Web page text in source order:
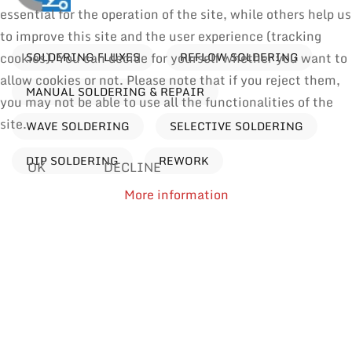
SOLDERING FLUXES
REFLOW SOLDERING
MANUAL SOLDERING & REPAIR
WAVE SOLDERING
SELECTIVE SOLDERING
DIP SOLDERING
REWORK
essential for the operation of the site, while others help us
to improve this site and the user experience (tracking
cookies). You can decide for yourself whether you want to
allow cookies or not. Please note that if you reject them,
you may not be able to use all the functionalities of the
site.
OK
DECLINE
More information